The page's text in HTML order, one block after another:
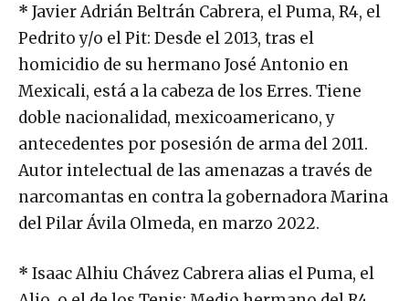
* Javier Adrián Beltrán Cabrera, el Puma, R4, el
Pedrito y/o el Pit: Desde el 2013, tras el
homicidio de su hermano José Antonio en
Mexicali, está a la cabeza de los Erres. Tiene
doble nacionalidad, mexicoamericano, y
antecedentes por posesión de arma del 2011.
Autor intelectual de las amenazas a través de
narcomantas en contra la gobernadora Marina
del Pilar Ávila Olmeda, en marzo 2022.
* Isaac Alhiu Chávez Cabrera alias el Puma, el